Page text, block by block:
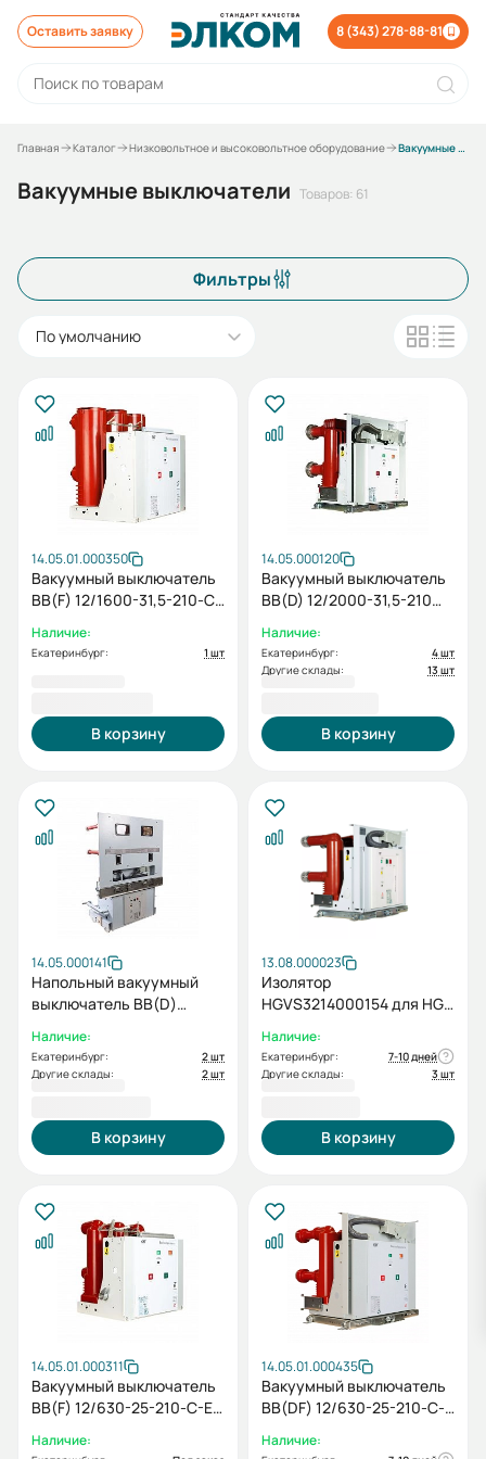
Оставить заявку 8 (343) 278-88-81
Главная Каталог Низковольтное и высоковольтное оборудование Вакуумные выключатели
Вакуумные выключатели Товаров: 61
Фильтры
По умолчанию
14.05.01.000350
Вакуумный выключатель
BB(F) 12/1600-31,5-210-C-
EAL0-ED0-У3 (5NO+5NC,
AC/DC220)
Наличие:
Екатеринбург: 1 шт
В корзину
14.05.000120
Вакуумный выключатель
BB(D) 12/2000-31,5-210
Наличие:
Екатеринбург:
4 шт
Другие склады:
13 шт
В корзину
14.05.000141
Напольный вакуумный
выключатель ВВ(D)
(5NO+5NC, AC/DC220)
Наличие:
Екатеринбург:
2 шт
Другие склады:
2 шт
В корзину
13.08.000023
Изолятор
HGVS3214000154 для HGV
Наличие:
Екатеринбург:
7-10 дней
Другие склады:
3 шт
В корзину
14.05.01.000311
Вакуумный выключатель
BB(F) 12/630-25-210-C-E-
EAL0-ED0-У3 (5NO+5NC,
Наличие:
14.05.01.000435
Вакуумный выключатель
ВВ(DF) 12/630-25-210-C-
EAL0-ED0-У3 (4NO+4NC,
Наличие: